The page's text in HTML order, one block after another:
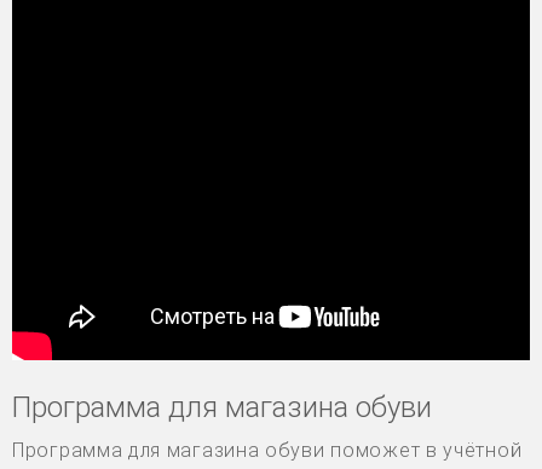
Программа для магазина обуви
Программа для магазина обуви поможет в учётной